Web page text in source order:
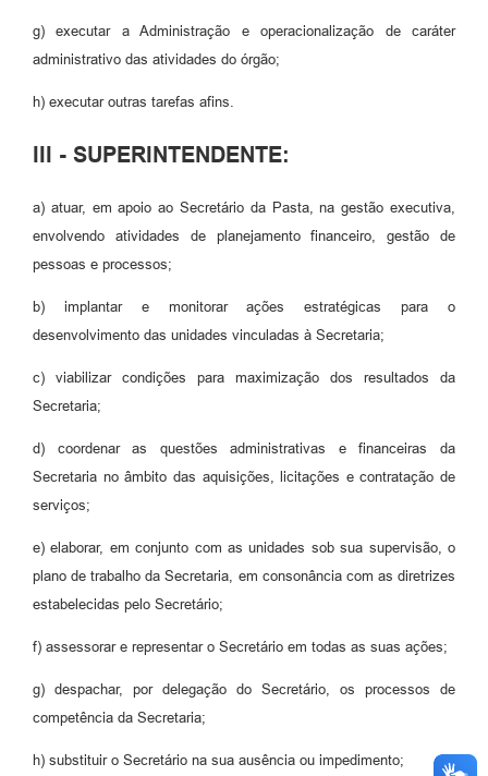
g) executar a Administração e operacionalização de caráter
administrativo das atividades do órgão;
h) executar outras tarefas afins.
III - SUPERINTENDENTE:
a) atuar, em apoio ao Secretário da Pasta, na gestão executiva,
envolvendo atividades de planejamento financeiro, gestão de
pessoas e processos;
b) implantar e monitorar ações estratégicas para o
desenvolvimento das unidades vinculadas à Secretaria;
c) viabilizar condições para maximização dos resultados da
Secretaria;
d) coordenar as questões administrativas e financeiras da
Secretaria no âmbito das aquisições, licitações e contratação de
serviços;
e) elaborar, em conjunto com as unidades sob sua supervisão, o
plano de trabalho da Secretaria, em consonância com as diretrizes
estabelecidas pelo Secretário;
f) assessorar e representar o Secretário em todas as suas ações;
g) despachar, por delegação do Secretário, os processos de
competência da Secretaria;
h) substituir o Secretário na sua ausência ou impedimento;